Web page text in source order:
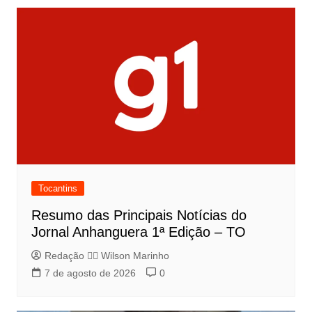
Tocantins
Resumo das Principais Notícias do
Jornal Anhanguera 1ª Edição – TO
Redação 👨‍⚖️​ Wilson Marinho
7 de agosto de 2026
0